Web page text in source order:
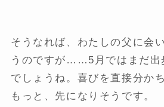
そうなれば、わたしの父に会
うのですが……5月ではまだ出
でしょうね。喜びを直接分か
もっと、先になりそうです。